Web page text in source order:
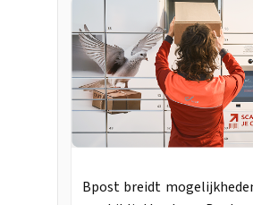
Bpost breidt